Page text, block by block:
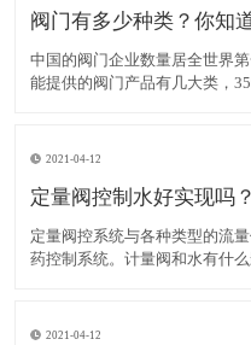
阀门有多少种类？你知
中国的阀门企业数量居全世界
能提供的阀门产品有几大类，
2021-04-12
定量阀控制水好实现吗？
定量阀控系统与各种类型的流
药控制系统。计量阀和水有什么影响？ 主要技术特点适
输出2021-04-12